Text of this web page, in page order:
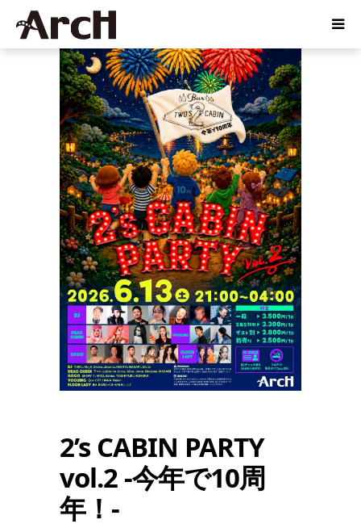
2’s CABIN PARTY
vol.2 -今年で10周
年！-